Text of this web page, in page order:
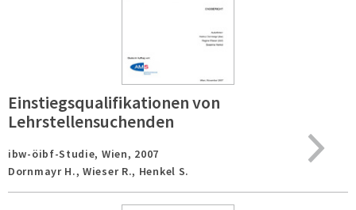
Einstiegsqualifikationen von
Lehrstellensuchenden
ibw-öibf-Studie, Wien, 2007
Dornmayr H., Wieser R., Henkel S.